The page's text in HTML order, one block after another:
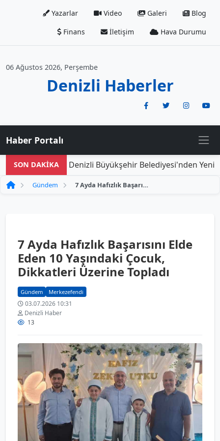
Yazarlar Video Galeri
Blog
Finans
İletişim Hava Durumu
06 Ağustos 2026, Perşembe
Denizli Haberler
Haber Portalı
SON DAKİKA Denizli Büyükşehir Belediyesi'nden Yeni
Gündem 7 Ayda Hafızlık Başarısını Elde Eden 10 Yaşındaki Çocuk, Dikkatleri Üzerine Topladı
7 Ayda Hafızlık Başarısını Elde
Eden 10 Yaşındaki Çocuk,
Dikkatleri Üzerine Topladı
Gündem Merkezefendi
03.07.2026 10:31
Denizli Haber
13